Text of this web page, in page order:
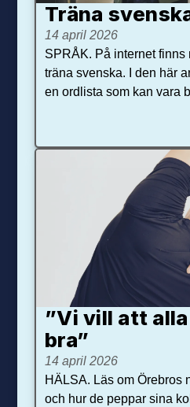
Träna
14 april 2026
SPRÅK. På internet finns
träna svenska. I den här
en ordlista som kan vara
”Vi vill att
bra”
14 april 2026
HÄLSA. Läs om Örebros
och hur de peppar sina